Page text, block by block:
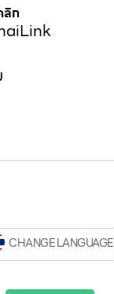
ลิก
CHANGE LANGUAGE